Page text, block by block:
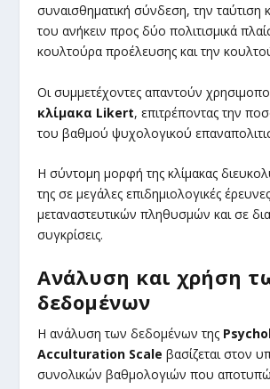
συναισθηματική σύνδεση, την ταύτιση
του ανήκειν προς δύο πολιτισμικά
κουλτούρα προέλευσης και την
Οι συμμετέχοντες απαντούν
κλίμακα Likert, επιτρέποντας την
του βαθμού ψυχολογικού
Η σύντομη μορφή της κλίμακας
της σε μεγάλες επιδημιολογικές
μεταναστευτικών πληθυσμών και σε
συγκρίσεις.
Ανάλυση και χρήση
δεδομένων
Η ανάλυση των δεδομένων της
Acculturation Scale βασίζεται στον
συνολικών βαθμολογιών που